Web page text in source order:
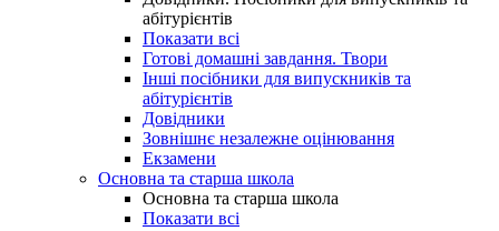
абітурієнтів
Показати всі
Готові домашні завдання. Твори
Інші посібники для випускників та
абітурієнтів
Довідники
Зовнішнє незалежне оцінювання
Екзамени
Основна та старша школа
Основна та старша школа
Показати всі